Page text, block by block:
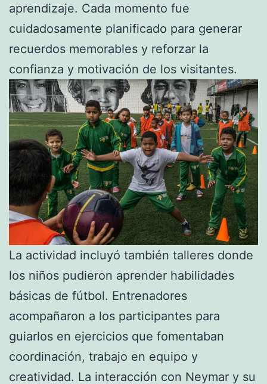
aprendizaje. Cada momento fue
cuidadosamente planificado para generar
recuerdos memorables y reforzar la
confianza y motivación de los visitantes.
La actividad incluyó también talleres donde
los niños pudieron aprender habilidades
básicas de fútbol. Entrenadores
acompañaron a los participantes para
guiarlos en ejercicios que fomentaban
coordinación, trabajo en equipo y
creatividad. La interacción con Neymar y su